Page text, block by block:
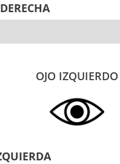
OJO IZQUIERDO